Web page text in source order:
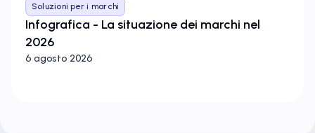
Soluzioni per i marchi
Infografica - La situazione dei marchi nel
2026
6 agosto 2026